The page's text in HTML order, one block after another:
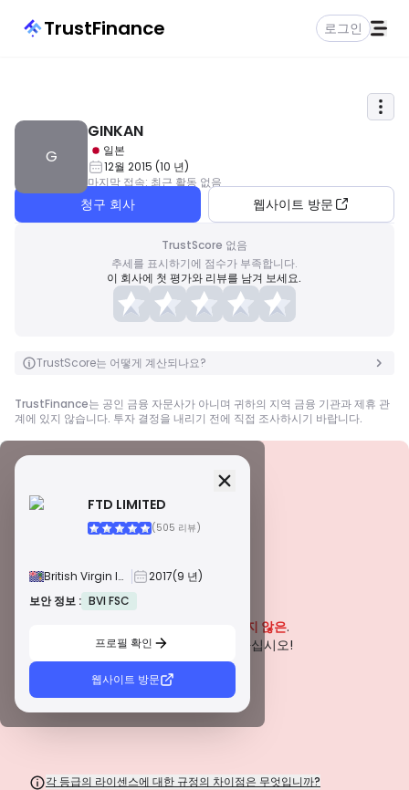
TrustFinance 로그인
G
GINKAN
일본
12월 2015 (10 년)
마지막 접속: 최근 활동 없음
청구 회사 웹사이트 방문
TrustScore 없음
추세를 표시하기에 점수가 부족합니다.
이 회사에 첫 평가와 리뷰를 남겨 보세요.
TrustScore는 어떻게 계산되나요?
TrustFinance는 공인 금융 자문사가 아니며 귀하의 지역 금융 기관과 제휴 관
계에 있지 않습니다. 투자 결정을 내리기 전에 직접 조사하시기 바랍니다.
FTD LIMITED
(505 리뷰)
British Virgin Islands 2017(9 년)
보안 정보 : BVI FSC
프로필 확인
웹사이트 방문
보안 정보
입증되지 않은.
잠재적인 위험에 주의하십시오!
각 등급의 라이센스에 대한 규정의 차이점은 무엇입니까?
전 세계적으로 유명한 규제 기관에서 발급한 이 라이선스는 엄격한 규정 준수,
존경받는 지역 규제 기관에서 부여하는 이 라이선스는 자금 분리, 재무 보고 및
보상 제도와 같은 강력한 안전 조치를 제공합니다. 티어 1만큼 엄격하지는 않지
만 신뢰할 수 있는 지역 보호를 제공합니다.
신흥 시장의 규제 기관에서 발급한 이 라이선스는 최소 자본 요건 및 AML 정책
과 같은 기본적인 보호 기능을 제공합니다. 감독이 덜 엄격하므로 거래자는 주
의를 기울이고 안전 조치를 확인해야 합니다.
감독이 최소화된 관할권에서 발행된 이러한 라이선스는 종종 자금 분리 및 보험